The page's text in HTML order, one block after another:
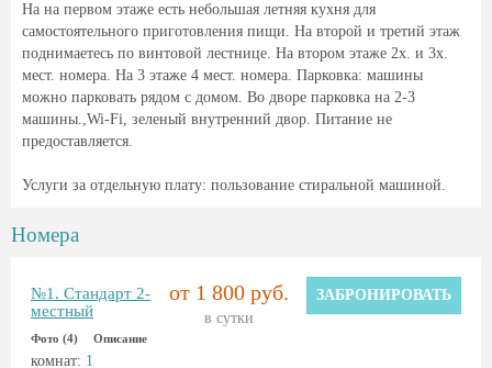
На на первом этаже есть небольшая летняя кухня для
самостоятельного приготовления пищи. На второй и третий этаж
поднимаетесь по винтовой лестнице. На втором этаже 2х. и 3х.
мест. номера. На 3 этаже 4 мест. номера. Парковка: машины
можно парковать рядом с домом. Во дворе парковка на 2-3
машины.,Wi-Fi, зеленый внутренний двор. Питание не
предоставляется.
Услуги за отдельную плату: пользование стиральной машиной.
Номера
№1. Стандарт 2-
местный
Фото (4) Описание
комнат: 1
от 1 800 руб.
в сутки
ЗАБРОНИРОВАТЬ